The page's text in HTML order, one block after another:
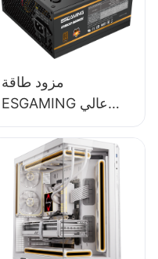
مزود طاقة
ESGAMING عالي
الجودة بقدرة 650
وحدة كاملة، حاصل
برونزية لأجهزة
الكمبيوتر المكتبية
ESB650W